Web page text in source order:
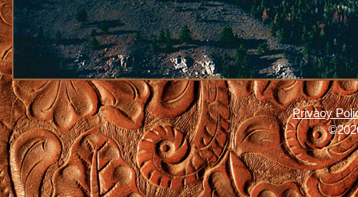
Privacy